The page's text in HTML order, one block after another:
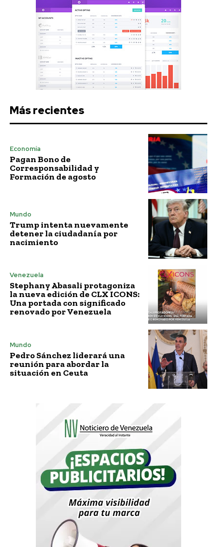
Más recientes
Economía
Pagan Bono de
Corresponsabilidad y
Formación de agosto
Mundo
Trump intenta nuevamente
detener la ciudadanía por
nacimiento
Venezuela
Stephany Abasali protagoniza
la nueva edición de CLX ICONS:
Una portada con significado
renovado por Venezuela
Mundo
Pedro Sánchez liderará una
reunión para abordar la
situación en Ceuta